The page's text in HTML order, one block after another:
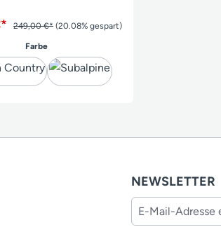
249,00 €* (20.08% gespart)
Farbeauswählen
NEWSLETTER